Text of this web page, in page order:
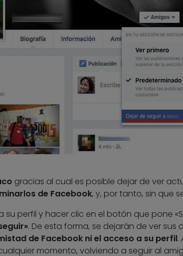
gracias al cual es posible dejar de ver
de Facebook, y, por tanto, sin que
su perfil y hacer clic en el botón que pone
. De esta forma, se dejarán de ver sus
de Facebook ni el acceso a su perfil.
momento, volviendo a seguir al